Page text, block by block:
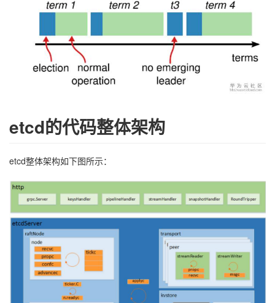
etcd的代码整体架构
etcd整体架构如下图所示：